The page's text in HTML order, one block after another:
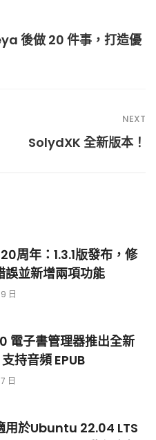
後做 20 件事，打造優
NEXT
SolydXK 全新版本！
周年：1.3.1版發布，修
並新增兩項功能
日
電子書管理器推出全新
持音頻 EPUB
日
用於Ubuntu 22.04 LTS